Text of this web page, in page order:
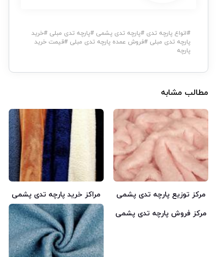
#انواع پارچه تدی #پارچه تدی پشمی #پارچه تدی مبلی #خرید
پارچه تدی مبلی #فروش عمده پارچه تدی مبلی #قیمت خرید
پارچه
مطالب مشابه
مرکز توزیع پارچه تدی پشمی
مراکز خرید پارچه تدی پشمی
مرکز فروش پارچه تدی پشمی